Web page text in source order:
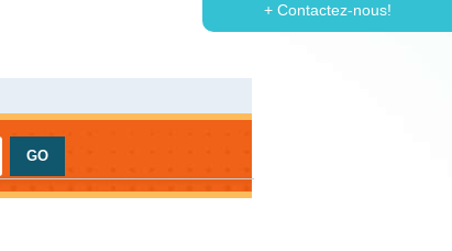
+ Contactez-nous!